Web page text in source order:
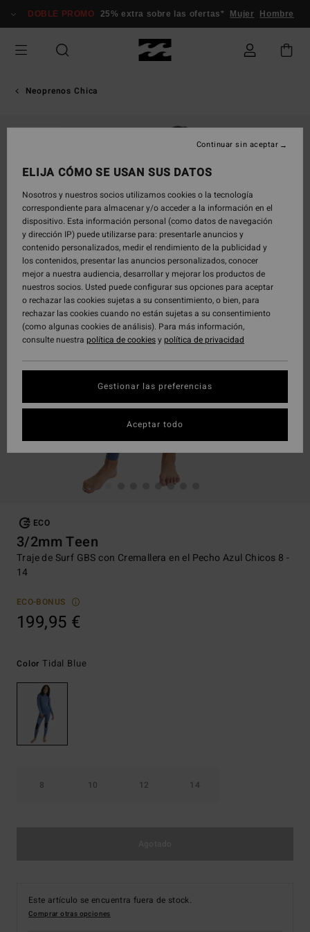
información
DOBLE PROMO 25% extra sobre las ofertas* Mujer Hombre
Neoprenos Chica
ECO
3/2mm Teen
Traje de Surf GBS con Cremallera en el Pecho Azul Chicos 8 -
14
ECO-BONUS
199,95 €
ColorTidal Blue
8 10 12 14
Este artículo se encuentra fuera de stock.
Comprar otras opciones
ELIJA CÓMO SE USAN SUS DATOS
Nosotros y nuestros socios utilizamos cookies o la tecnología
correspondiente para almacenar y/o acceder a la información en el
dispositivo. Esta información personal (como datos de navegación
y dirección IP) puede utilizarse para: presentarle anuncios y
contenido personalizados, medir el rendimiento de la publicidad y
los contenidos, presentar las anuncios personalizados, conocer
mejor a nuestra audiencia, desarrollar y mejorar los productos de
nuestros socios. Usted puede configurar sus opciones para aceptar
o rechazar las cookies sujetas a su consentimiento, o bien, para
rechazar las cookies cuando no están sujetas a su consentimiento
(como algunas cookies de análisis). Para más información,
consulte nuestra política de cookiesypolítica de privacidad
Gestionar las preferencias
Continuar sin aceptar
Aceptar todo